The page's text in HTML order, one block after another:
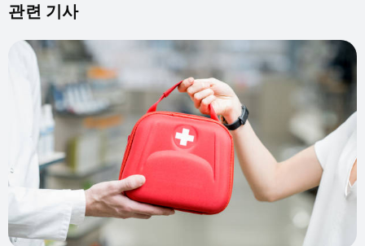
관련 기사